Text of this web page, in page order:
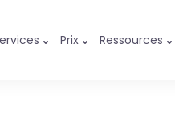
Prix Ressources